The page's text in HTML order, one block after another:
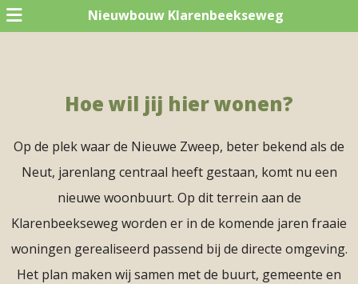
Nieuwbouw Klarenbeekseweg
Hoe wil jij hier wonen?
Op de plek waar de Nieuwe Zweep, beter bekend als de
Neut, jarenlang centraal heeft gestaan, komt nu een
nieuwe woonbuurt. Op dit terrein aan de
Klarenbeekseweg worden er in de komende jaren fraaie
woningen gerealiseerd passend bij de directe omgeving.
Het plan maken wij samen met de buurt, gemeente en